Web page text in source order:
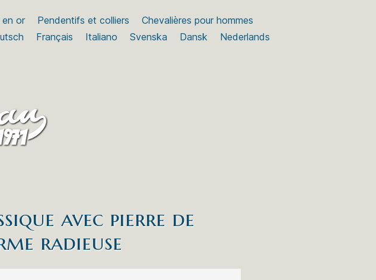
en or Pendentifs et colliers
Chevalières pour hommes
Français Italiano Svenska Dansk
Nederlands
avec pierre de
radieuse